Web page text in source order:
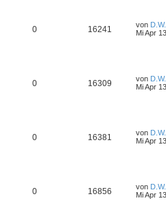
0 16241 von D.W.
Mi Apr
0 16309 von D.W.
Mi Apr
0 16381 von D.W.
Mi Apr
0 16856 von D.W.
Mi Apr